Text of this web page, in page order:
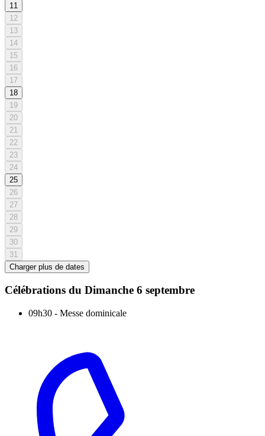
11
12
13
14
15
16
17
18
19
20
21
22
23
24
25
26
27
28
29
30
31
Charger plus de dates
Célébrations du Dimanche 6 septembre
09h30 - Messe dominicale